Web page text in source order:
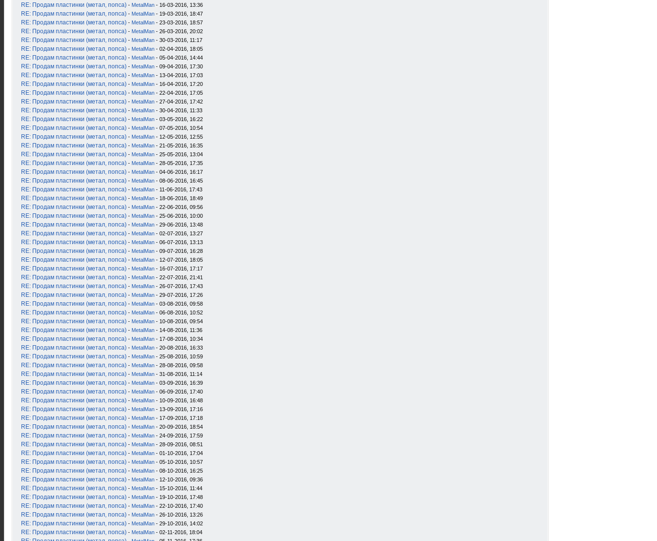
RE: Продам пластинки (метал, попса) - MetalMan - 16-03-2016, 13:36
RE: Продам пластинки (метал, попса) - MetalMan - 19-03-2016, 18:47
RE: Продам пластинки (метал, попса) - MetalMan - 23-03-2016, 18:57
RE: Продам пластинки (метал, попса) - MetalMan - 26-03-2016, 20:02
RE: Продам пластинки (метал, попса) - MetalMan - 30-03-2016, 11:17
RE: Продам пластинки (метал, попса) - MetalMan - 02-04-2016, 18:05
RE: Продам пластинки (метал, попса) - MetalMan - 05-04-2016, 14:44
RE: Продам пластинки (метал, попса) - MetalMan - 09-04-2016, 17:30
RE: Продам пластинки (метал, попса) - MetalMan - 13-04-2016, 17:03
RE: Продам пластинки (метал, попса) - MetalMan - 16-04-2016, 17:20
RE: Продам пластинки (метал, попса) - MetalMan - 22-04-2016, 17:05
RE: Продам пластинки (метал, попса) - MetalMan - 27-04-2016, 17:42
RE: Продам пластинки (метал, попса) - MetalMan - 30-04-2016, 11:33
RE: Продам пластинки (метал, попса) - MetalMan - 03-05-2016, 16:22
RE: Продам пластинки (метал, попса) - MetalMan - 07-05-2016, 10:54
RE: Продам пластинки (метал, попса) - MetalMan - 12-05-2016, 12:55
RE: Продам пластинки (метал, попса) - MetalMan - 21-05-2016, 16:35
RE: Продам пластинки (метал, попса) - MetalMan - 25-05-2016, 13:04
RE: Продам пластинки (метал, попса) - MetalMan - 28-05-2016, 17:35
RE: Продам пластинки (метал, попса) - MetalMan - 04-06-2016, 16:17
RE: Продам пластинки (метал, попса) - MetalMan - 08-06-2016, 16:45
RE: Продам пластинки (метал, попса) - MetalMan - 11-06-2016, 17:43
RE: Продам пластинки (метал, попса) - MetalMan - 18-06-2016, 18:49
RE: Продам пластинки (метал, попса) - MetalMan - 22-06-2016, 09:56
RE: Продам пластинки (метал, попса) - MetalMan - 25-06-2016, 10:00
RE: Продам пластинки (метал, попса) - MetalMan - 29-06-2016, 13:48
RE: Продам пластинки (метал, попса) - MetalMan - 02-07-2016, 13:27
RE: Продам пластинки (метал, попса) - MetalMan - 06-07-2016, 13:13
RE: Продам пластинки (метал, попса) - MetalMan - 09-07-2016, 16:28
RE: Продам пластинки (метал, попса) - MetalMan - 12-07-2016, 18:05
RE: Продам пластинки (метал, попса) - MetalMan - 16-07-2016, 17:17
RE: Продам пластинки (метал, попса) - MetalMan - 22-07-2016, 21:41
RE: Продам пластинки (метал, попса) - MetalMan - 26-07-2016, 17:43
RE: Продам пластинки (метал, попса) - MetalMan - 29-07-2016, 17:26
RE: Продам пластинки (метал, попса) - MetalMan - 03-08-2016, 09:58
RE: Продам пластинки (метал, попса) - MetalMan - 06-08-2016, 10:52
RE: Продам пластинки (метал, попса) - MetalMan - 10-08-2016, 09:54
RE: Продам пластинки (метал, попса) - MetalMan - 14-08-2016, 11:36
RE: Продам пластинки (метал, попса) - MetalMan - 17-08-2016, 10:34
RE: Продам пластинки (метал, попса) - MetalMan - 20-08-2016, 16:33
RE: Продам пластинки (метал, попса) - MetalMan - 25-08-2016, 10:59
RE: Продам пластинки (метал, попса) - MetalMan - 28-08-2016, 09:58
RE: Продам пластинки (метал, попса) - MetalMan - 31-08-2016, 11:14
RE: Продам пластинки (метал, попса) - MetalMan - 03-09-2016, 16:39
RE: Продам пластинки (метал, попса) - MetalMan - 06-09-2016, 17:40
RE: Продам пластинки (метал, попса) - MetalMan - 10-09-2016, 16:48
RE: Продам пластинки (метал, попса) - MetalMan - 13-09-2016, 17:16
RE: Продам пластинки (метал, попса) - MetalMan - 17-09-2016, 17:18
RE: Продам пластинки (метал, попса) - MetalMan - 20-09-2016, 18:54
RE: Продам пластинки (метал, попса) - MetalMan - 24-09-2016, 17:59
RE: Продам пластинки (метал, попса) - MetalMan - 28-09-2016, 08:51
RE: Продам пластинки (метал, попса) - MetalMan - 01-10-2016, 17:04
RE: Продам пластинки (метал, попса) - MetalMan - 05-10-2016, 10:57
RE: Продам пластинки (метал, попса) - MetalMan - 08-10-2016, 16:25
RE: Продам пластинки (метал, попса) - MetalMan - 12-10-2016, 09:36
RE: Продам пластинки (метал, попса) - MetalMan - 15-10-2016, 11:44
RE: Продам пластинки (метал, попса) - MetalMan - 19-10-2016, 17:48
RE: Продам пластинки (метал, попса) - MetalMan - 22-10-2016, 17:40
RE: Продам пластинки (метал, попса) - MetalMan - 26-10-2016, 13:26
RE: Продам пластинки (метал, попса) - MetalMan - 29-10-2016, 14:02
RE: Продам пластинки (метал, попса) - MetalMan - 02-11-2016, 18:04